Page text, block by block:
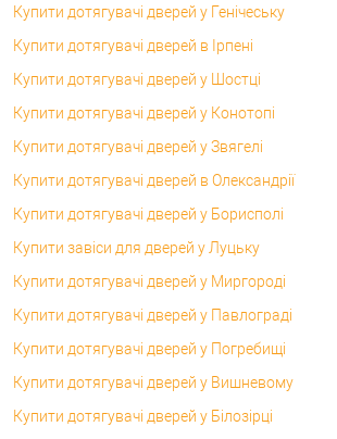
Купити дотягувачі дверей у Генічеську
Купити дотягувачі дверей в Ірпені
Купити дотягувачі дверей у Шостці
Купити дотягувачі дверей у Конотопі
Купити дотягувачі дверей у Звягелі
Купити дотягувачі дверей в Олександрії
Купити дотягувачі дверей у Борисполі
Купити завіси для дверей у Луцьку
Купити дотягувачі дверей у Миргороді
Купити дотягувачі дверей у Павлограді
Купити дотягувачі дверей у Погребищі
Купити дотягувачі дверей у Вишневому
Купити дотягувачі дверей у Білозірці